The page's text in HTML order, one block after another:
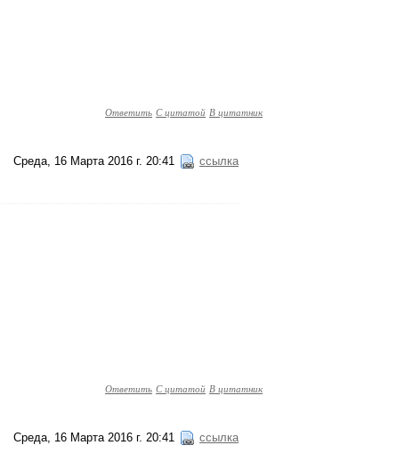
Ответить С цитатой В цитатник
Среда, 16 Марта 2016 г. 20:41 ссылка
Ответить С цитатой В цитатник
Среда, 16 Марта 2016 г. 20:41 ссылка